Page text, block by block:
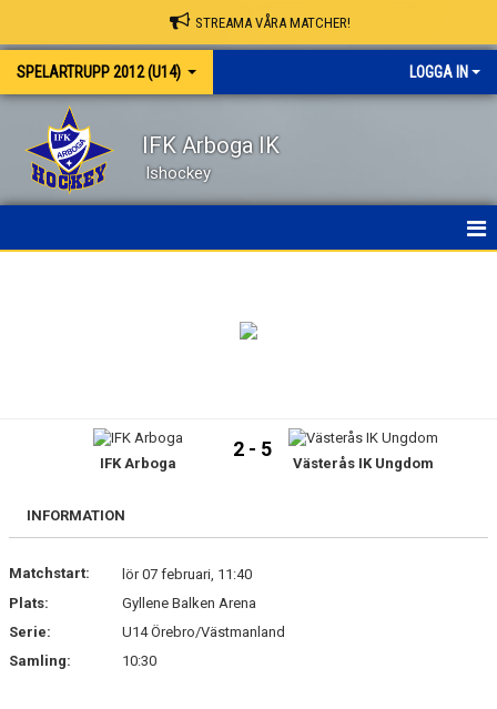
STREAMA VÅRA MATCHER!
SPELARTRUPP 2012 (U14) LOGGA IN
IFK Arboga IK
Ishockey
BILDGALLERI
KONTAKT
IFK Arboga
2 - 5
Västerås IK Ungdom
INFORMATION
Matchstart:
lör 07 februari, 11:40
Plats:
Gyllene Balken Arena
Serie:
U14 Örebro/Västmanland
Samling:
10:30